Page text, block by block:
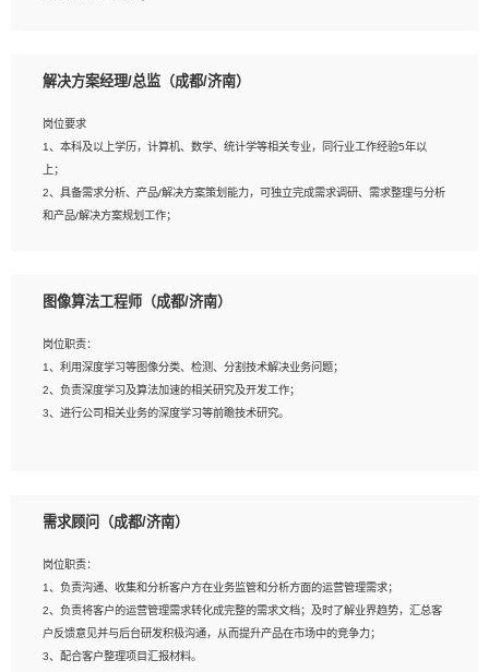
强，良好的沟通表达能力和团队协作能力。
岗位要求：
1、全日制统招本科及以上学历，计算机相关专业毕业，5年以上开发工作经验；
2、具有扎实的java编程功底和良好的编码习惯，有分布式、多线程及高并发系统开
发经验和性能调优经验尤佳；熟悉JVM调优；掌握基础中间件、基础架构方案和云
平台、云产品功能特性，熟练使用相关平台的功能和了解其背后实现机制；
研发管理流程建设经验；
种常用框架和技术Springboot、Shiro、springcloud等；熟悉Linux常用命令和了解
常用脚本语言，较丰富的线上系统运维经验，复杂问题排查思路清晰。
解决方案经理/总监（成都/济南）
岗位要求
1、本科及以上学历，计算机、数学、统计学等相关专业，同行业工作经验5年以
上；
2、具备需求分析、产品/解决方案策划能力，可独立完成需求调研、需求整理与分析
和产品/解决方案规划工作；
相关的解决方案，包括视频分析、图像识别、NLP、OCR、机器学习等；
AI算法框架，对人脸识别、目标检测、图像识别、OCR、NLP等AI算法有深刻理
解。具有AI平台级产品/解决方案从业经验者优先。具有大数据技术背景者优先；
6、具备良好的客户意识与沟通能力，善于学习思考、创新与团队协作，认真负责、
执行力与抗压力强。
图像算法工程师（成都/济南）
岗位职责：
1、利用深度学习等图像分类、检测、分割技术解决业务问题；
2、负责深度学习及算法加速的相关研究及开发工作；
3、进行公司相关业务的深度学习等前瞻技术研究。
2、2年以上图像处理开发经验，熟悉python和spark开发；
建深度学习系统环境；
4、熟悉OPENCV、HALCON等常用图像处理软件，熟练进行图像处理；
5、熟悉主流的分类算法、聚类算法和关联分析算法原理，能熟练使用神经网络算法
的进行业务建模；
6、对OCR领域有深入的研究，熟悉模型调参，压缩和整型化方法；
需求顾问（成都/济南）
岗位职责：
1、负责沟通、收集和分析客户方在业务监管和分析方面的运营管理需求；
2、负责将客户的运营管理需求转化成完整的需求文档；及时了解业界趋势，汇总客
户反馈意见并与后台研发积极沟通，从而提升产品在市场中的竞争力；
3、配合客户整理项目汇报材料。